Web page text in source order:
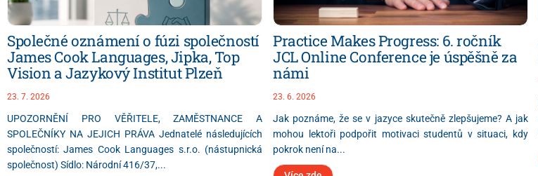
Společné oznámení o fúzi společností
James Cook Languages, Jipka, Top
Vision a Jazykový Institut Plzeň
23. 7. 2026
UPOZORNĚNÍ PRO VĚŘITELE, ZAMĚSTNANCE A
SPOLEČNÍKY NA JEJICH PRÁVA Jednatelé následujících
společností: James Cook Languages s.r.o. (nástupnická
společnost) Sídlo: Národní 416/37,...
Practice Makes Progress: 6. ročník
JCL Online Conference je úspěšně za
námi
23. 6. 2026
Jak poznáme, že se v jazyce skutečně zlepšujeme? A jak
mohou lektoři podpořit motivaci studentů v situaci, kdy
pokrok není na...